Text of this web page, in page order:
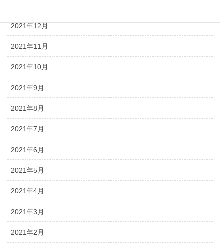
2021年12月
2021年11月
2021年10月
2021年9月
2021年8月
2021年7月
2021年6月
2021年5月
2021年4月
2021年3月
2021年2月